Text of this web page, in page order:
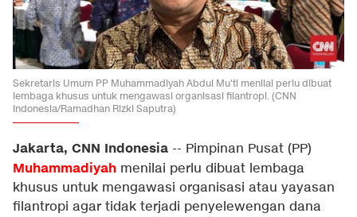
Sekretaris Umum PP Muhammadiyah Abdul Mu'ti menilai perlu dibuat
lembaga khusus untuk mengawasi organisasi filantropi. (CNN
Indonesia/Ramadhan Rizki Saputra)
Jakarta, CNN Indonesia -- Pimpinan Pusat (PP)
Muhammadiyah menilai perlu dibuat lembaga
khusus untuk mengawasi organisasi atau yayasan
filantropi agar tidak terjadi penyelewengan dana